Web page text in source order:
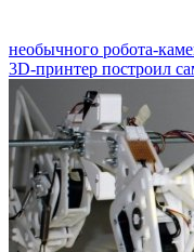
необычного робота-
3D-принтер построил